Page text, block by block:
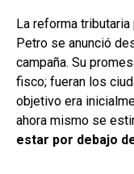
La reforma
Petro se anunció
campaña. Su
fisco; fueran los
objetivo era
ahora mismo se
estar por debajo